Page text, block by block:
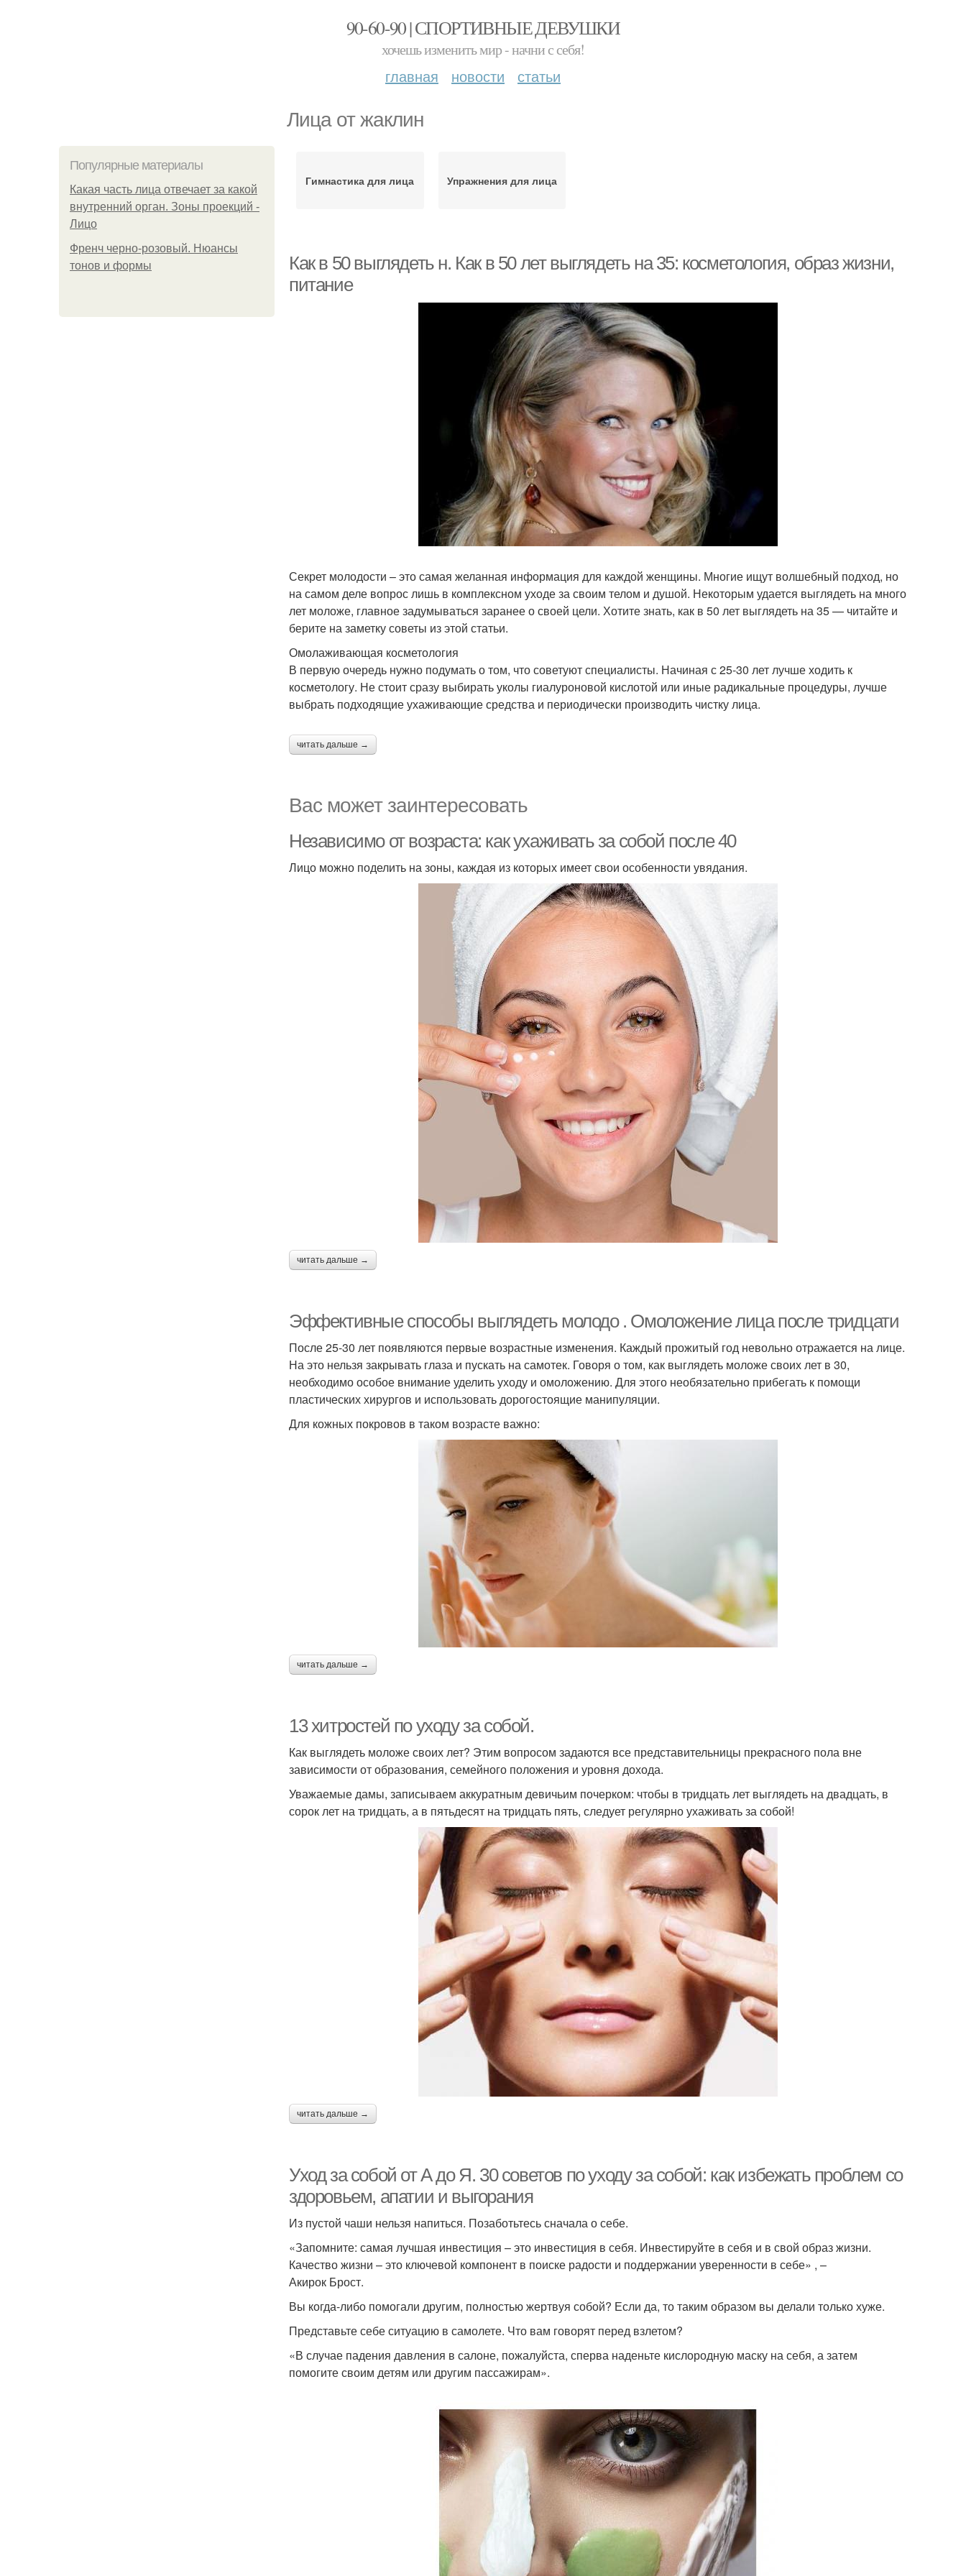
90-60-90 | СПОРТИВНЫЕ ДЕВУШКИ
хочешь изменить мир - начни с себя!
главная новости статьи
Лица от жаклин
Популярные материалы
Какая часть лица отвечает за какой
внутренний орган. Зоны проекций -
Лицо
Френч черно-розовый. Нюансы
тонов и формы
Гимнастика для лица Упражнения для лица
Как в 50 выглядеть н. Как в 50 лет выглядеть на 35: косметология, образ жизни,
питание
Секрет молодости – это самая желанная информация для каждой женщины. Многие ищут волшебный подход, но
на самом деле вопрос лишь в комплексном уходе за своим телом и душой. Некоторым удается выглядеть на много
лет моложе, главное задумываться заранее о своей цели. Хотите знать, как в 50 лет выглядеть на 35 — читайте и
берите на заметку советы из этой статьи.
Омолаживающая косметология
В первую очередь нужно подумать о том, что советуют специалисты. Начиная с 25-30 лет лучше ходить к
косметологу. Не стоит сразу выбирать уколы гиалуроновой кислотой или иные радикальные процедуры, лучше
выбрать подходящие ухаживающие средства и периодически производить чистку лица.
читать дальше →
Вас может заинтересовать
Независимо от возраста: как ухаживать за собой после 40
Лицо можно поделить на зоны, каждая из которых имеет свои особенности увядания.
читать дальше →
Эффективные способы выглядеть молодо . Омоложение лица после тридцати
После 25-30 лет появляются первые возрастные изменения. Каждый прожитый год невольно отражается на лице.
На это нельзя закрывать глаза и пускать на самотек. Говоря о том, как выглядеть моложе своих лет в 30,
необходимо особое внимание уделить уходу и омоложению. Для этого необязательно прибегать к помощи
пластических хирургов и использовать дорогостоящие манипуляции.
Для кожных покровов в таком возрасте важно:
читать дальше →
13 хитростей по уходу за собой.
Как выглядеть моложе своих лет? Этим вопросом задаются все представительницы прекрасного пола вне
зависимости от образования, семейного положения и уровня дохода.
Уважаемые дамы, записываем аккуратным девичьим почерком: чтобы в тридцать лет выглядеть на двадцать, в
сорок лет на тридцать, а в пятьдесят на тридцать пять, следует регулярно ухаживать за собой!
читать дальше →
Уход за собой от А до Я. 30 советов по уходу за собой: как избежать проблем со
здоровьем, апатии и выгорания
Из пустой чаши нельзя напиться. Позаботьтесь сначала о себе.
«Запомните: самая лучшая инвестиция – это инвестиция в себя. Инвестируйте в себя и в свой образ жизни.
Качество жизни – это ключевой компонент в поиске радости и поддержании уверенности в себе» , –
Акирок Брост.
Вы когда-либо помогали другим, полностью жертвуя собой? Если да, то таким образом вы делали только хуже.
Представьте себе ситуацию в самолете. Что вам говорят перед взлетом?
«В случае падения давления в салоне, пожалуйста, сперва наденьте кислородную маску на себя, а затем
помогите своим детям или другим пассажирам».